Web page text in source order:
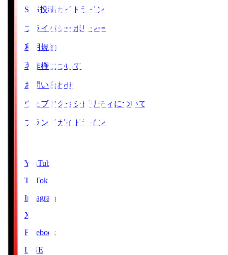
SNS投稿ガイドライン
プライバシーポリシー
利用規約
著作権について
お問い合わせ
ウェブアクセシビリティについて
ブランドガイドライン
YouTube
TikTok
Instagram
X
Facebook
LINE